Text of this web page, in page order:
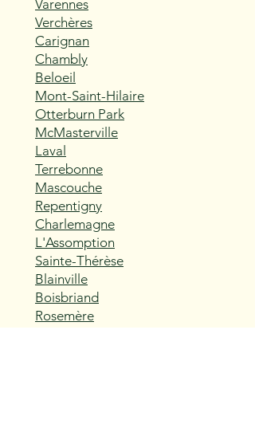
Varennes
Verchères
Carignan
Chambly
Beloeil
Mont-Saint-Hilaire
Otterburn Park
McMasterville
Laval
Terrebonne
Mascouche
Repentigny
Charlemagne
L'Assomption
Sainte-Thérèse
Blainville
Boisbriand
Rosemère